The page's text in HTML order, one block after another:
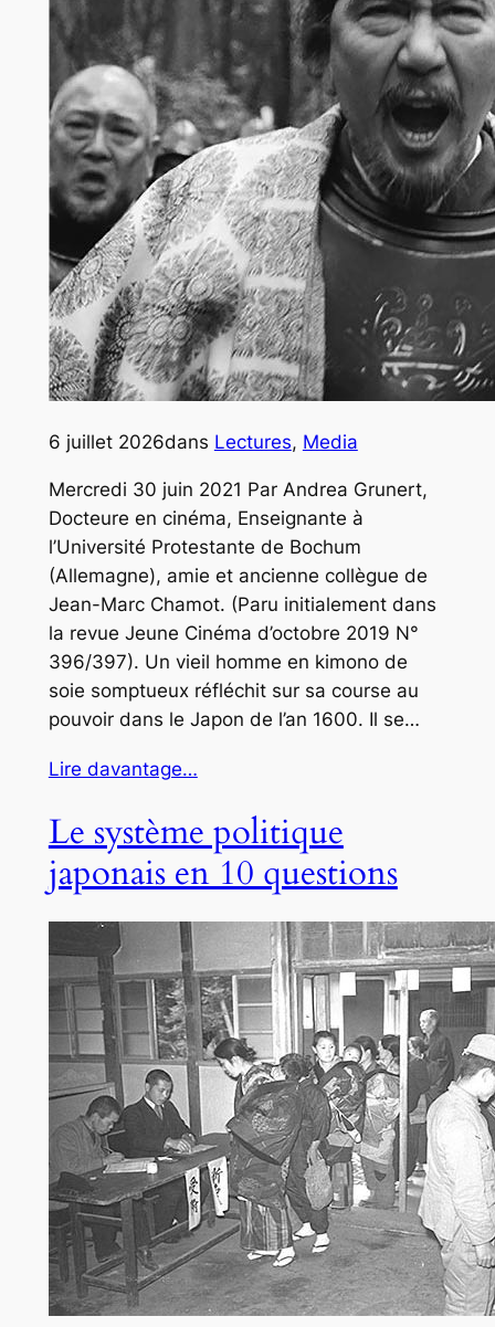
6 juillet 2026dans Lectures, Media
Mercredi 30 juin 2021 Par Andrea Grunert,
Docteure en cinéma, Enseignante à
l’Université Protestante de Bochum
(Allemagne), amie et ancienne collègue de
Jean-Marc Chamot. (Paru initialement dans
la revue Jeune Cinéma d’octobre 2019 N°
396/397). Un vieil homme en kimono de
soie somptueux réfléchit sur sa course au
pouvoir dans le Japon de l’an 1600. Il se…
Lire davantage…
Le système politique
japonais en 10 questions